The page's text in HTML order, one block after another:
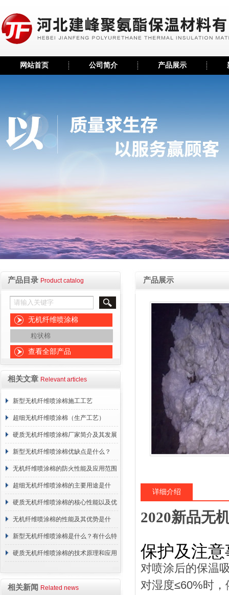
网站首页 公司简介 产品展示
产品目录 Product catalog
无机纤维喷涂棉
粒状棉
查看全部产品
相关文章 Relevant articles
新型无机纤维喷涂棉施工工艺
超细无机纤维喷涂棉（生产工艺）
硬质无机纤维喷涂棉厂家简介及其发展
概述
新型无机纤维喷涂棉优缺点是什么？
无机纤维喷涂棉的防火性能及应用范围
超细无机纤维喷涂棉的主要用途是什
么？
硬质无机纤维喷涂棉的核心性能以及优
点介绍
无机纤维喷涂棉的性能及其优势是什
么？
新型无机纤维喷涂棉是什么？有什么特
点？
硬质无机纤维喷涂棉的技术原理和应用
相关新闻 Related news
产品展示
详细介绍
2020新品无
保护及注
对喷涂后的保温
对湿度≤60%时，